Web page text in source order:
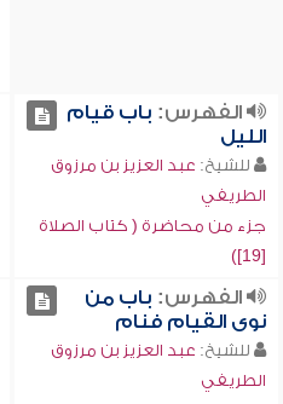
الفهرس: باب قيام
الليل
للشيخ: عبد العزيز بن مرزوق
الطريفي
جزء من محاضرة ( كتاب الصلاة
[19])
الفهرس: باب من
نوى القيام فنام
للشيخ: عبد العزيز بن مرزوق
الطريفي